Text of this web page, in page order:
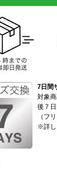
7日間
対象
後７
（フ
※詳し